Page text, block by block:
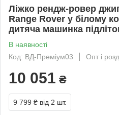
Ліжко рендж-ровер
Range Rover у білому
дитяча машинка
В наявності
Код: ВД-Преміум03
Опт і
10 051 ₴
9 799 ₴ від 2 шт.